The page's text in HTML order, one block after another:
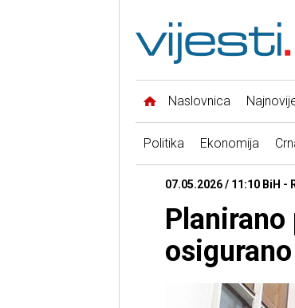
Naslovnica
Politika Ekonomija
07.05.2026 / 11:10 BiH -
Planirano